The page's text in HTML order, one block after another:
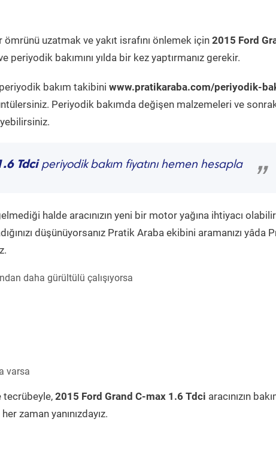
uzatmak ve yakıt israfını önlemek için 2015 Ford
periyodik bakımını yılda bir kez yaptırmanız gerekir.
periyodik bakım takibini www.pratikaraba.com/periyodik-
Periyodik bakımda değişen malzemeleri ve
Tdciperiyodik bakım fiyatını hemen hesapla
”
halde aracınızın yeni bir motor yağına ihtiyacı
düşünüyorsanız Pratik Araba ekibini aramanızı yâda
daha gürültülü çalışıyorsa
varsa
tecrübeyle, 2015 Ford Grand C-max 1.6 Tdci aracınızın
zaman yanınızdayız.